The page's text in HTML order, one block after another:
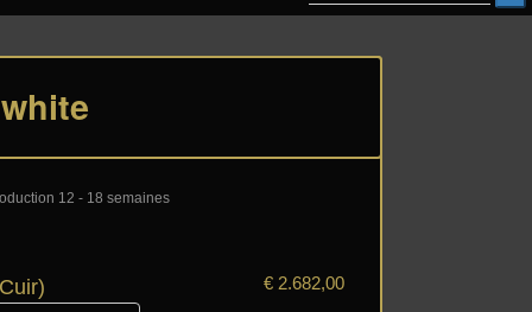
12 - 18 semaines
€ 2.682,00